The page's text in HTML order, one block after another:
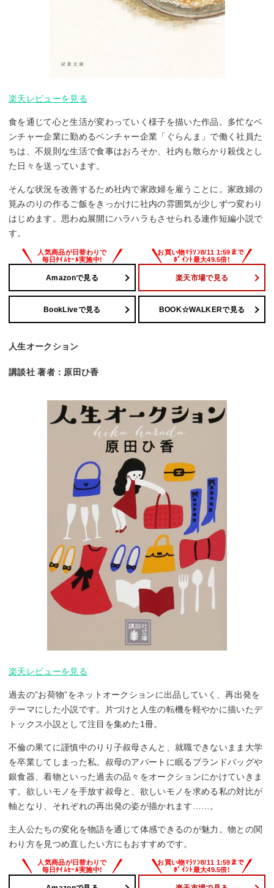
楽天レビューを見る
食を通じて心と生活が変わっていく様子を描いた作品。多忙なベ
ンチャー企業に勤めるベンチャー企業「ぐらんま」で働く社員た
ちは、不規則な生活で食事はおろそか、社内も散らかり殺伐とし
た日々を送っています。
そんな状況を改善するため社内で家政婦を雇うことに。家政婦の
筧みのりの作るご飯をきっかけに社内の雰囲気が少しずつ変わり
はじめます。思わぬ展開にハラハラもさせられる連作短編小説で
す。
Amazonで見る 楽天市場で見る
BookLiveで見る BOOK☆WALKERで見る
人生オークション
講談社 著者：原田ひ香
楽天レビューを見る
過去の”お荷物”をネットオークションに出品していく、再出発を
テーマにした小説です。片づけと人生の転機を軽やかに描いたデ
トックス小説として注目を集めた1冊。
不倫の果てに謹慎中のりり子叔母さんと、就職できないまま大学
を卒業してしまった私。叔母のアパートに眠るブランドバッグや
銀食器、着物といった過去の品々をオークションにかけていきま
す。欲しいモノを手放す叔母と、欲しいモノを求める私の対比が
軸となり、それぞれの再出発の姿が描かれます……。
主人公たちの変化を物語を通じて体感できるのが魅力。物との関
わり方を見つめ直したい方にもおすすめです。